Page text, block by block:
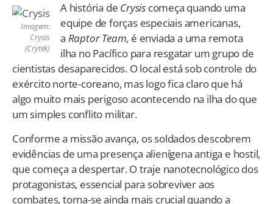
Imagem:
Crysis
(Crytek)
A história de Crysis começa quando uma
equipe de forças especiais americanas,
a Raptor Team, é enviada a uma remota
ilha no Pacífico para resgatar um grupo de
cientistas desaparecidos. O local está sob controle do
exército norte-coreano, mas logo fica claro que há
algo muito mais perigoso acontecendo na ilha do que
um simples conflito militar.
Conforme a missão avança, os soldados descobrem
evidências de uma presença alienígena antiga e hostil,
que começa a despertar. O traje nanotecnológico dos
protagonistas, essencial para sobreviver aos
combates, torna-se ainda mais crucial quando a